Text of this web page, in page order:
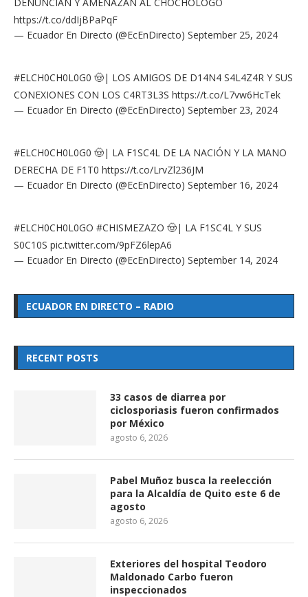
https://t.co/ddIjBPaPqF
— Ecuador En Directo (@EcEnDirecto) September 25, 2024
#ELCH0CH0L0G0 🤠| LOS AMIGOS DE D14N4 S4L4Z4R Y SUS
CONEXIONES CON LOS C4RT3L3S https://t.co/L7vw6HcTek
— Ecuador En Directo (@EcEnDirecto) September 23, 2024
#ELCH0CH0L0G0 🤠| LA F1SC4L DE LA NACIÓN Y LA MANO
DERECHA DE F1T0 https://t.co/LrvZl236JM
— Ecuador En Directo (@EcEnDirecto) September 16, 2024
#ELCH0CH0L0GO #CHISMEZAZO 🤠| LA F1SC4L Y SUS
S0C10S pic.twitter.com/9pFZ6lepA6
— Ecuador En Directo (@EcEnDirecto) September 14, 2024
ECUADOR EN DIRECTO – RADIO
RECENT POSTS
33 casos de diarrea por
ciclosporiasis fueron confirmados
por México
agosto 6, 2026
Pabel Muñoz busca la reelección
para la Alcaldía de Quito este 6 de
agosto
agosto 6, 2026
Exteriores del hospital Teodoro
Maldonado Carbo fueron
inspeccionados